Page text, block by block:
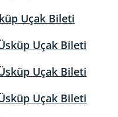
Uçak Bileti
Uçak Bileti
Uçak Bileti
Uçak Bileti